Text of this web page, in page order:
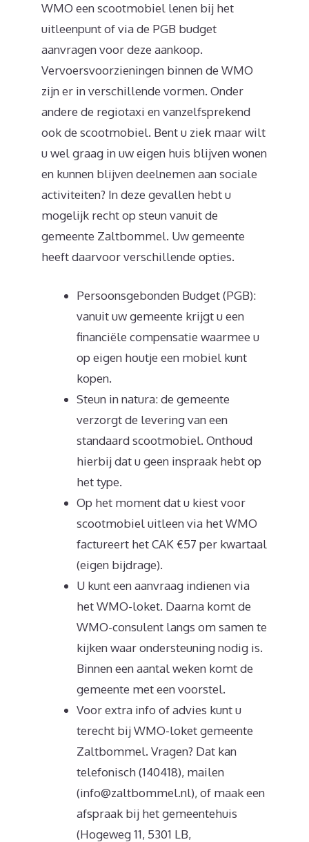
WMO een scootmobiel lenen bij het
uitleenpunt of via de PGB budget
aanvragen voor deze aankoop.
Vervoersvoorzieningen binnen de WMO
zijn er in verschillende vormen. Onder
andere de regiotaxi en vanzelfsprekend
ook de scootmobiel. Bent u ziek maar wilt
u wel graag in uw eigen huis blijven wonen
en kunnen blijven deelnemen aan sociale
activiteiten? In deze gevallen hebt u
mogelijk recht op steun vanuit de
gemeente Zaltbommel. Uw gemeente
heeft daarvoor verschillende opties.
Persoonsgebonden Budget (PGB):
vanuit uw gemeente krijgt u een
financiële compensatie waarmee u
op eigen houtje een mobiel kunt
kopen.
Steun in natura: de gemeente
verzorgt de levering van een
standaard scootmobiel. Onthoud
hierbij dat u geen inspraak hebt op
het type.
Op het moment dat u kiest voor
scootmobiel uitleen via het WMO
factureert het CAK €57 per kwartaal
(eigen bijdrage).
U kunt een aanvraag indienen via
het WMO-loket. Daarna komt de
WMO-consulent langs om samen te
kijken waar ondersteuning nodig is.
Binnen een aantal weken komt de
gemeente met een voorstel.
Voor extra info of advies kunt u
terecht bij WMO-loket gemeente
Zaltbommel. Vragen? Dat kan
telefonisch (140418), mailen
(info@zaltbommel.nl), of maak een
afspraak bij het gemeentehuis
(Hogeweg 11, 5301 LB,